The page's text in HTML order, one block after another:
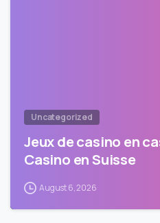
Uncategorized
Jeux de casino en
Casino en Suisse
August 6, 2026